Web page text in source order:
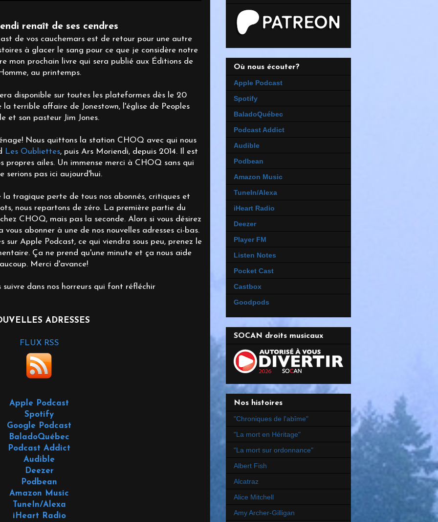
renaît de ses cendres
de vos cauchemars est de retour pour une autre
à glacer le sang pour ce que je considère notre
mon prochain livre qui sera publié aux Éditions de
au printemps.
disponible sur toutes les plateformes dès le 20
la terrible affaire de Jonestown, l'église de Peoples
et son pasteur Jim Jones.
Nous quittons la station CHOQ avec qui nous
Les Oubliettes, puis Ars Moriendi, depuis 2014. Il est
propres ailes. Un immense merci à CHOQ sans qui
serions pas ici aujourd'hui.
la tragique perte de tous nos abonnés, critiques et
nous repartons de zéro. La première partie du
CHOQ, mais pas la seconde. Alors si vous désirez
abonner à une de nos nouvelles adresses ci-bas.
sur Apple Podcast, ce qui viendra sous peu, prenez le
Ça ne prend qu'une minute et ça nous aide
Merci d'avance!
suivre dans nos horreurs qui font réfléchir
ADRESSES
FLUX RSS
Apple Podcast
Spotify
Google Podcast
BaladoQuébec
Podcast Addict
Audible
Deezer
Podbean
Amazon Music
TuneIn/Alexa
iHeart Radio
Où nous écouter?
Apple Podcast
Spotify
BaladoQuébec
Podcast Addict
Audible
Podbean
Amazon Music
TuneIn/Alexa
iHeart Radio
Deezer
Player FM
Listen Notes
Pocket Cast
Castbox
Goodpods
SOCAN droits musicaux
Nos histoires
"Chroniques de l'abîme"
"La mort en Héritage"
"La mort sur ordonnance"
Albert Fish
Alcatraz
Alice Mitchell
Amy Archer-Gilligan